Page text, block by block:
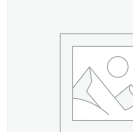
Create an